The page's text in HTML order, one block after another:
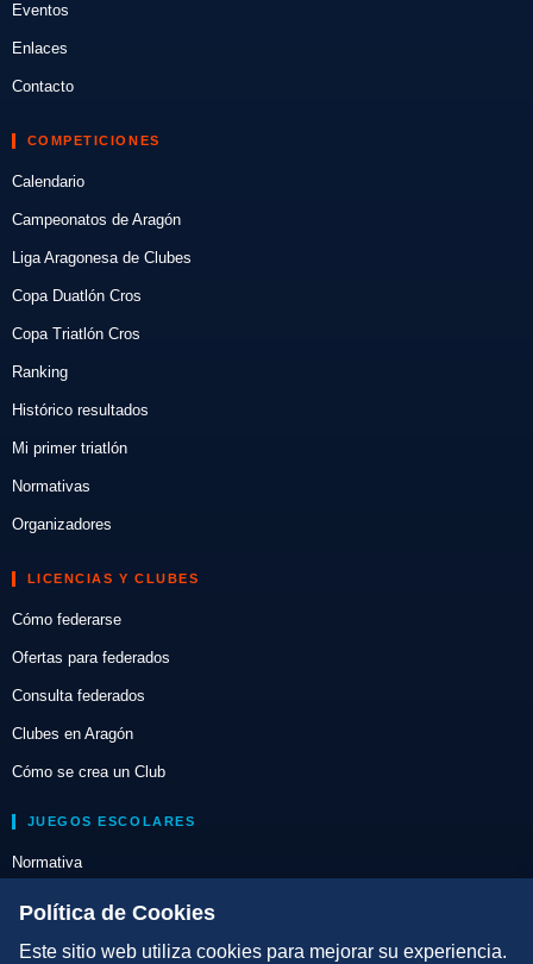
Eventos
Enlaces
Contacto
COMPETICIONES
Calendario
Campeonatos de Aragón
Liga Aragonesa de Clubes
Copa Duatlón Cros
Copa Triatlón Cros
Ranking
Histórico resultados
Mi primer triatlón
Normativas
Organizadores
LICENCIAS Y CLUBES
Cómo federarse
Ofertas para federados
Consulta federados
Clubes en Aragón
Cómo se crea un Club
JUEGOS ESCOLARES
Normativa
Escuelas de Triatlón
DIRECCIÓN TÉCNICA
Política de Cookies
Este sitio web utiliza cookies para mejorar su experiencia.